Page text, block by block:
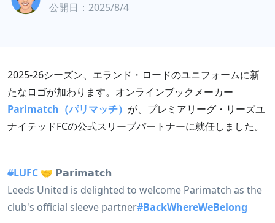
公開日：2025/8/4
2025-26シーズン、エランド・ロードのユニフォームに新
たなロゴが加わります。オンラインブックメーカー
Parimatch（パリマッチ） が、プレミアリーグ・リーズユ
ナイテッドFCの公式スリーブパートナーに就任しました。
#LUFC 🤝 𝗣𝗮𝗿𝗶𝗺𝗮𝘁𝗰𝗵
Leeds United is delighted to welcome Parimatch as the
club's official sleeve partner#BackWhereWeBelong